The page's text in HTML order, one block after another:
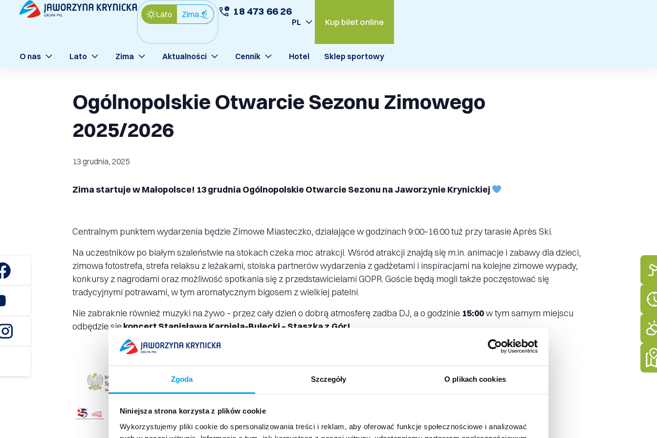
Zgoda Szczegóły O plikach cookies
Niniejsza strona korzysta z plików cookie
Wykorzystujemy pliki cookie do spersonalizowania treści i reklam, aby oferować funkcje społecznościowe i analizować
O nas Lato Zima Aktualności Cennik Hotel Sklep sportowy
Lato Zima 18 473 66 26
PL Kup bilet online
Ogólnopolskie Otwarcie Sezonu Zimowego
2025/2026
13 grudnia, 2025
Zima startuje w Małopolsce! 13 grudnia Ogólnopolskie Otwarcie Sezonu na Jaworzynie Krynickiej
Centralnym punktem wydarzenia będzie Zimowe Miasteczko, działające w godzinach 9:00–16:00 tuż przy tarasie Après Ski.
Na uczestników po białym szaleństwie na stokach czeka moc atrakcji. Wśród atrakcji znajdą się m.in. animacje i zabawy dla dzieci,
zimowa fotostrefa, strefa relaksu z leżakami, stoiska partnerów wydarzenia z gadżetami i inspiracjami na kolejne zimowe wypady,
konkursy z nagrodami oraz możliwość spotkania się z przedstawicielami GOPR. Goście będą mogli także poczęstować się
tradycyjnymi potrawami, w tym aromatycznym bigosem z wielkiej patelni.
Nie zabraknie również muzyki na żywo – przez cały dzień o dobrą atmosferę zadba DJ, a o godzinie 15:00w tym samym miejscu
odbędzie siękoncert Stanisława Karpiela-Bułecki – Staszka z Gór!